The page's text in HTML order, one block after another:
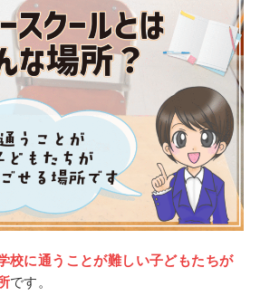
校に通うことが難しい子どもたちが
です。